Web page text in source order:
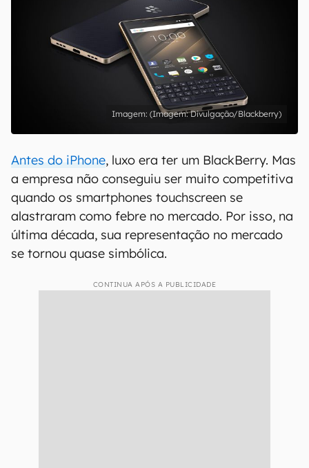
(Imagem: Divulgação/Blackberry)
Antes do iPhone, luxo era ter um BlackBerry. Mas
a empresa não conseguiu ser muito competitiva
quando os smartphones touchscreen se
alastraram como febre no mercado. Por isso, na
última década, sua representação no mercado
se tornou quase simbólica.
CONTINUA APÓS A PUBLICIDADE